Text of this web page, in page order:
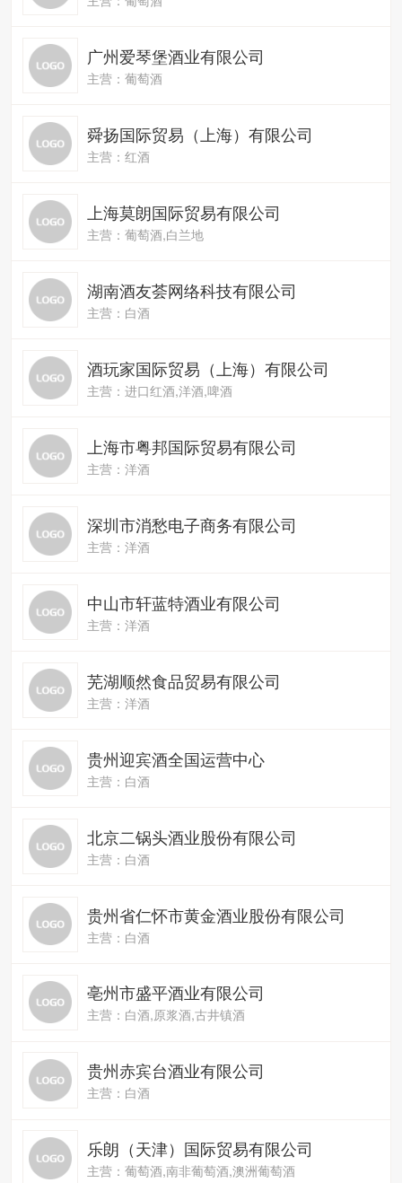
广州爱琴堡酒业有限公司
主营：葡萄酒
舜扬国际贸易（上海）有限公司
主营：红酒
上海莫朗国际贸易有限公司
主营：葡萄酒,白兰地
湖南酒友荟网络科技有限公司
主营：白酒
酒玩家国际贸易（上海）有限公司
主营：进口红酒,洋酒,啤酒
上海市粤邦国际贸易有限公司
主营：洋酒
深圳市消愁电子商务有限公司
主营：洋酒
中山市轩蓝特酒业有限公司
主营：洋酒
芜湖顺然食品贸易有限公司
主营：洋酒
贵州迎宾酒全国运营中心
主营：白酒
北京二锅头酒业股份有限公司
主营：白酒
贵州省仁怀市黄金酒业股份有限公司
主营：白酒
亳州市盛平酒业有限公司
主营：白酒,原浆酒,古井镇酒
贵州赤宾台酒业有限公司
主营：白酒
乐朗（天津）国际贸易有限公司
主营：葡萄酒,南非葡萄酒,澳洲葡萄酒